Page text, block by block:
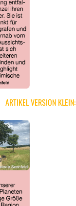
ARTIKEL VERSION KLEIN: